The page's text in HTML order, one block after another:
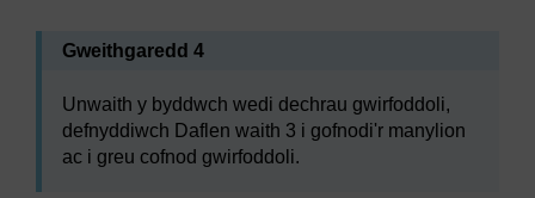
Gweithgaredd 4
Unwaith y byddwch wedi dechrau gwirfoddoli,
defnyddiwch Daflen waith 3 i gofnodi'r manylion
ac i greu cofnod gwirfoddoli.